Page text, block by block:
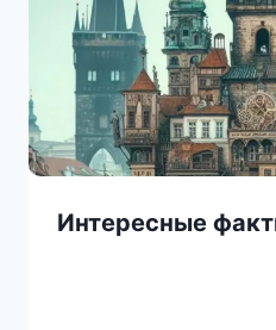
Интересные